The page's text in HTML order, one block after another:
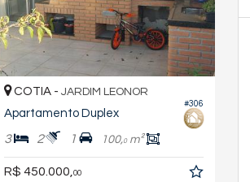
#306
COTIA - JARDIM LEONOR
Apartamento Duplex
3 2 1 100,0m²
R$ 450.000,00